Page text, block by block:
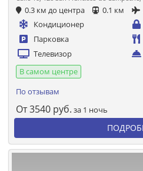
0.3 км до центра 0.1 км
Кондиционер
Парковка
Телевизор
В самом центре
По отзывам
От3540 руб. за 1 ночь